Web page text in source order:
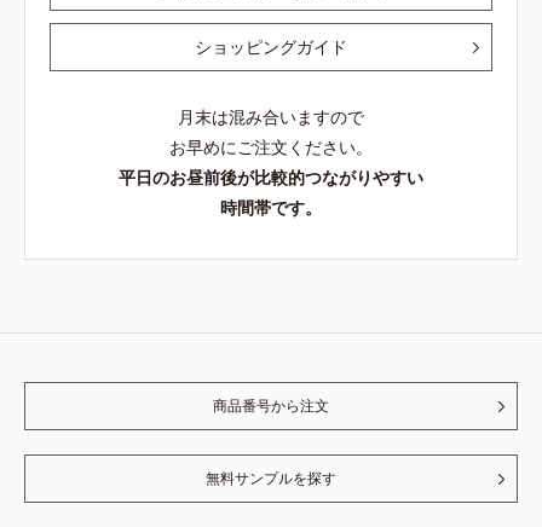
ショッピングガイド
月末は混み合いますので
お早めにご注文ください。
平日のお昼前後が比較的つながりやすい
時間帯です。
商品番号から注文
無料サンプルを探す